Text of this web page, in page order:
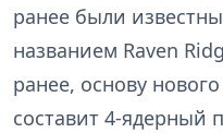
ранее были
названием Raven
ранее, основу
составит 4-ядерный